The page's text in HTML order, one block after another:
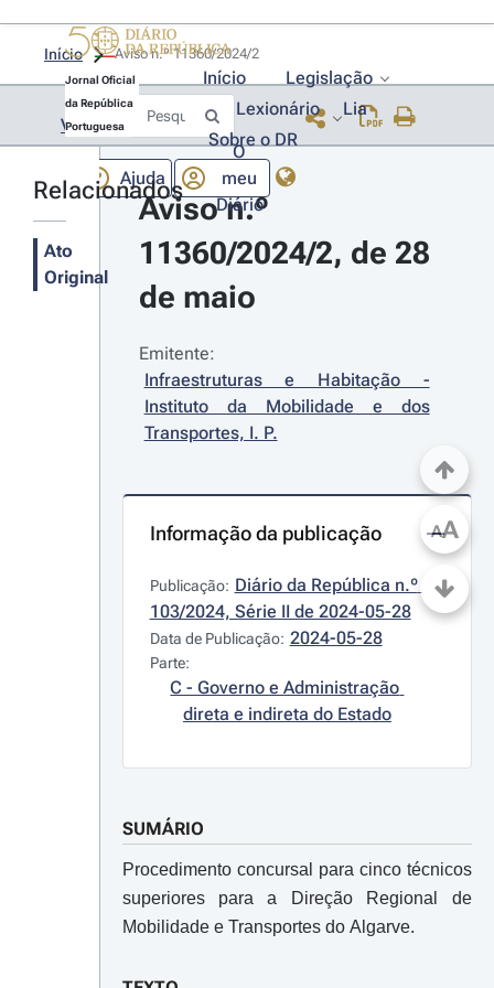
Jornal Oficial
da República
Portuguesa
Início
Legislação
Lexionário
Lia
Sobre o DR
Ajuda
O
meu
Diário
Início
Voltar
Relacionados
Ato
Original
Aviso n.º
11360/2024/2, de 28
de maio
Emitente:
Infraestruturas e Habitação -
Instituto da Mobilidade e dos
Transportes, I. P.
Informação da publicação
Publicação: Diário da República n.º
103/2024, Série II de 2024-05-28
Data de Publicação: 2024-05-28
Parte:
C - Governo e Administração
direta e indireta do Estado
SUMÁRIO
Procedimento concursal para cinco técnicos
superiores para a Direção Regional de
Mobilidade e Transportes do Algarve.
AA